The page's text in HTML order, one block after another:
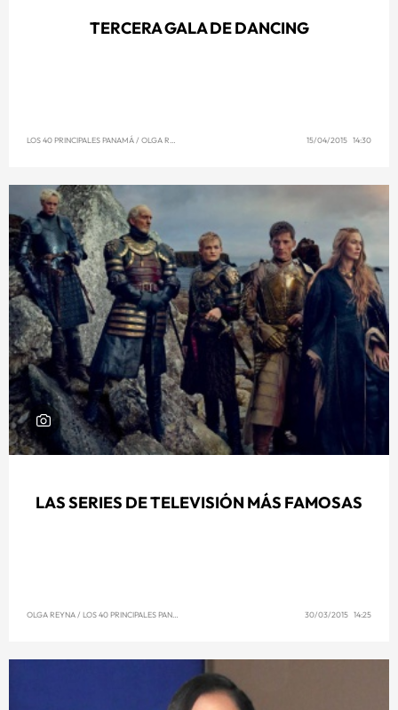
TERCERA GALA DE DANCING
LOS 40 PRINCIPALES PANAMÁ/ OLGA REYNA 15/04/2015 14:30
LAS SERIES DE TELEVISIÓN MÁS FAMOSAS
OLGA REYNA/ LOS 40 PRINCIPALES PANAMÁ 30/03/2015 14:25